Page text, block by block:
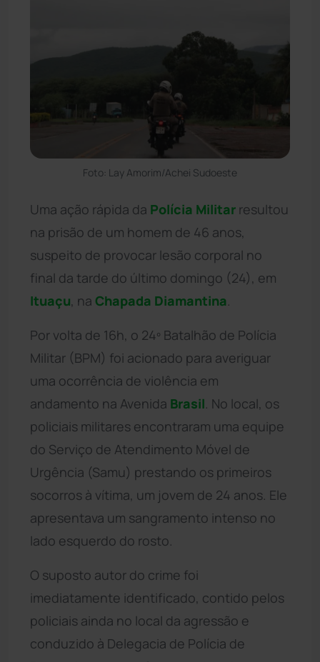
Foto: Lay Amorim/Achei Sudoeste
Uma ação rápida da Polícia Militar resultou
na prisão de um homem de 46 anos,
suspeito de provocar lesão corporal no
final da tarde do último domingo (24), em
Ituaçu, na Chapada Diamantina
Por volta de 16h, o 24º Batalhão de Polícia
Militar (BPM) foi acionado para averiguar
uma ocorrência de violência em
andamento na Avenida Brasil . No local, os
policiais militares encontraram uma equipe
do Serviço de Atendimento Móvel de
Urgência (Samu) prestando os primeiros
socorros à vítima, um jovem de 24 anos. Ele
apresentava um sangramento intenso no
lado esquerdo do rosto.
O suposto autor do crime foi
imediatamente identificado, contido pelos
policiais ainda no local da agressão e
conduzido à Delegacia de Polícia de